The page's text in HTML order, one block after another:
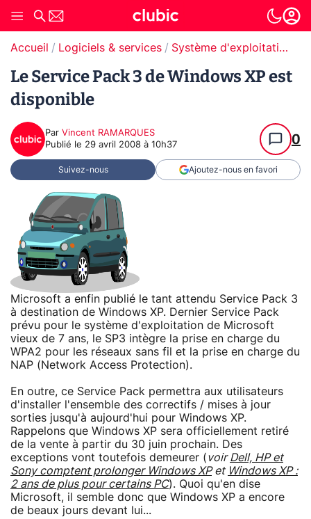
Accueil Logiciels & services Système d'exploitation (OS)
Le Service Pack 3 de Windows XP est
disponible
Par Vincent RAMARQUES
Publié le 29 avril 2008 à 10h37 0
Suivez-nous Ajoutez-nous en favori
Microsoft a enfin publié le tant attendu Service Pack 3
à destination de Windows XP. Dernier Service Pack
prévu pour le système d'exploitation de Microsoft
vieux de 7 ans, le SP3 intègre la prise en charge du
WPA2 pour les réseaux sans fil et la prise en charge du
NAP (Network Access Protection).
En outre, ce Service Pack permettra aux utilisateurs
d'installer l'ensemble des correctifs / mises à jour
sorties jusqu'à aujourd'hui pour Windows XP.
Rappelons que Windows XP sera officiellement retiré
de la vente à partir du 30 juin prochain. Des
exceptions vont toutefois demeurer (voirDell, HP et
Sony comptent prolonger Windows XPet Windows XP :
2 ans de plus pour certains PC). Quoi qu'en dise
Microsoft, il semble donc que Windows XP a encore
de beaux jours devant lui...